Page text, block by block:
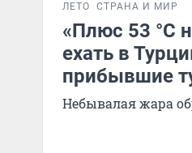
ЛЕТО СТРАНА И МИР
«Плюс 53 °C
ехать в
прибывшие
Небывалая жара